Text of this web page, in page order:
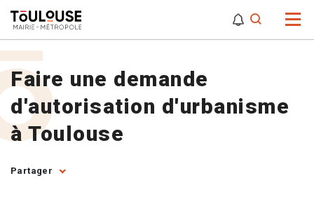
Faire une demande
d'autorisation d'urbanisme
à Toulouse
Partager